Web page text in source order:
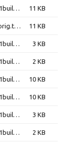
libcrypt-openssl-random-perl_0.04-1build6_i386.deb 11 KB
libcrypt-openssl-random-perl_0.04.orig.tar.gz 11 KB
libcrypt-openssl-random-perl_0.11-1build1.debian.tar.xz 3 KB
libcrypt-openssl-random-perl_0.11-1build1.dsc 2 KB
libcrypt-openssl-random-perl_0.11-1build1_amd64.deb 10 KB
libcrypt-openssl-random-perl_0.11-1build1_i386.deb 10 KB
libcrypt-openssl-random-perl_0.11-1build4.debian.tar.xz 3 KB
libcrypt-openssl-random-perl_0.11-1build4.dsc 2 KB